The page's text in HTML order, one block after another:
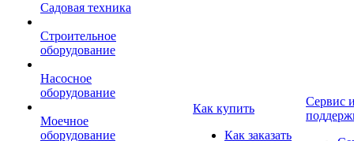
Садовая техника
Строительное
оборудование
Насосное
оборудование
Моечное
оборудование
Как купить
Как заказать
Сервис